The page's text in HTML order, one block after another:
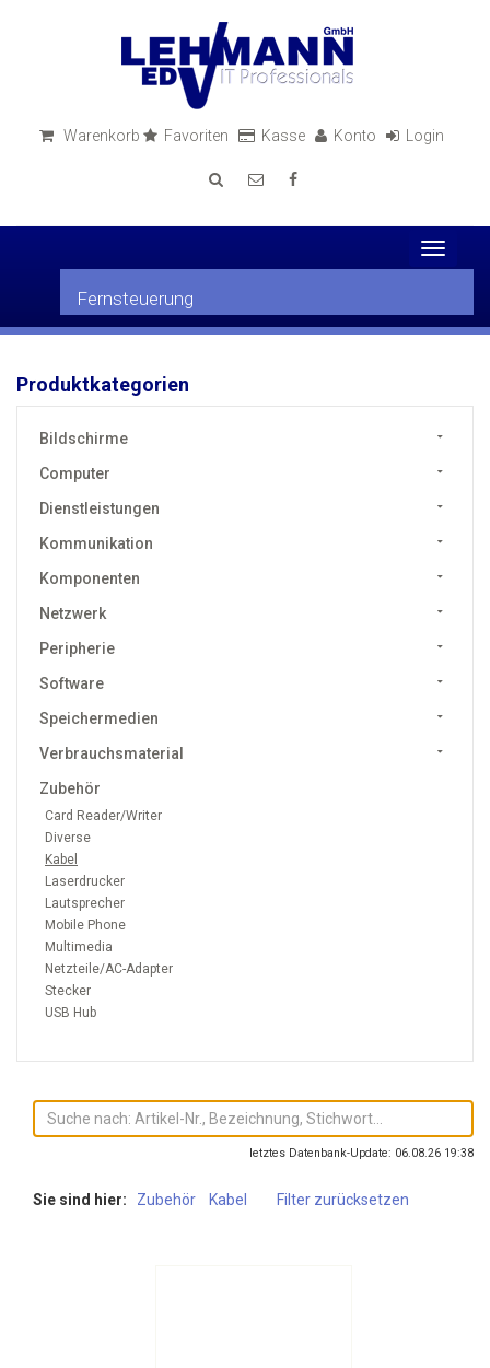
Warenkorb Favoriten Kasse Konto Login
Toggle
Fernsteuerung
Produktkategorien
Bildschirme
Computer
Dienstleistungen
Kommunikation
Komponenten
Netzwerk
Peripherie
Software
Speichermedien
Verbrauchsmaterial
Zubehör
Card Reader/Writer
Diverse
Kabel
Laserdrucker
Lautsprecher
Mobile Phone
Multimedia
Netzteile/AC-Adapter
Stecker
USB Hub
letztes Datenbank-Update: 06.08.26 19:38
Sie sind hier: Zubehör Kabel Filter zurücksetzen